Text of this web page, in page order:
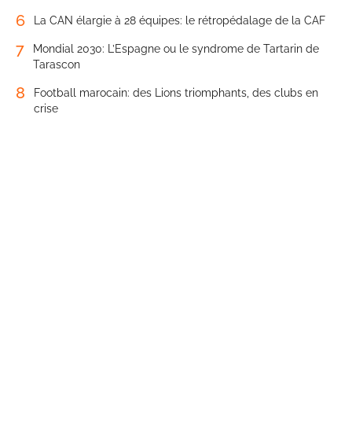
6 La CAN élargie à 28 équipes: le rétropédalage de la CAF
7
Mondial 2030: L’Espagne ou le syndrome de Tartarin de
Tarascon
8
Football marocain: des Lions triomphants, des clubs en
crise